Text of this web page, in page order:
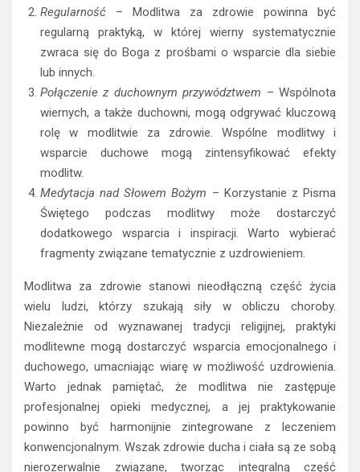
Regularność – Modlitwa za zdrowie powinna być
regularną praktyką, w której wierny systematycznie
zwraca się do Boga z prośbami o wsparcie dla siebie
lub innych.
Połączenie z duchownym przywództwem – Wspólnota
wiernych, a także duchowni, mogą odgrywać kluczową
rolę w modlitwie za zdrowie. Wspólne modlitwy i
wsparcie duchowe mogą zintensyfikować efekty
modlitw.
Medytacja nad Słowem Bożym – Korzystanie z Pisma
Świętego podczas modlitwy może dostarczyć
dodatkowego wsparcia i inspiracji. Warto wybierać
fragmenty związane tematycznie z uzdrowieniem.
Modlitwa za zdrowie stanowi nieodłączną część życia
wielu ludzi, którzy szukają siły w obliczu choroby.
Niezależnie od wyznawanej tradycji religijnej, praktyki
modlitewne mogą dostarczyć wsparcia emocjonalnego i
duchowego, umacniając wiarę w możliwość uzdrowienia.
Warto jednak pamiętać, że modlitwa nie zastępuje
profesjonalnej opieki medycznej, a jej praktykowanie
powinno być harmonijnie zintegrowane z leczeniem
konwencjonalnym. Wszak zdrowie ducha i ciała są ze sobą
nierozerwalnie związane, tworząc integralną część